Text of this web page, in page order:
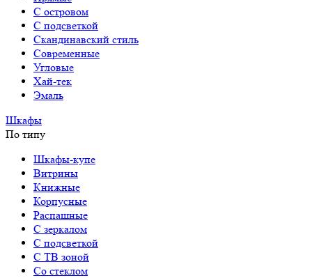
С островом
С подсветкой
Скандинавский стиль
Современные
Угловые
Хай-тек
Эмаль
Шкафы
По типу
Шкафы-купе
Витрины
Книжные
Корпусные
Распашные
С зеркалом
С подсветкой
С ТВ зоной
Со стеклом